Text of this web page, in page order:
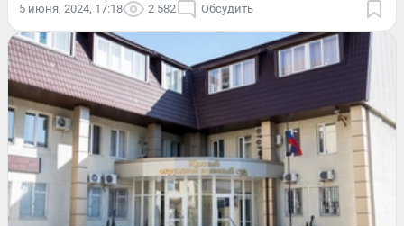
5 июня, 2024, 17:18 2 582 Обсудить